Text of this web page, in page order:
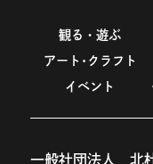
観る・遊ぶ
アート･クラフト
イベント
一般社団法人 北